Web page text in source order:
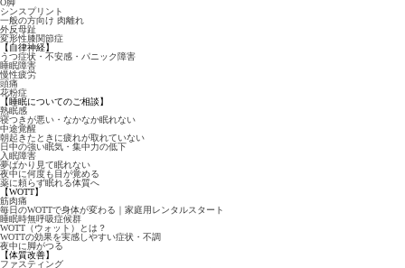
O脚
シンスプリント
一般の方向け 肉離れ
外反母趾
変形性膝関節症
【自律神経】
うつ症状・不安感・パニック障害
睡眠障害
慢性疲労
頭痛
花粉症
【睡眠についてのご相談】
熟眠感
寝つきが悪い・なかなか眠れない
中途覚醒
朝起きたときに疲れが取れていない
日中の強い眠気・集中力の低下
入眠障害
夢ばかり見て眠れない
夜中に何度も目が覚める
薬に頼らず眠れる体質へ
【WOTT】
筋肉痛
毎日のWOTTで身体が変わる｜家庭用レンタルスタート
睡眠時無呼吸症候群
WOTT（ウォット）とは？
WOTTの効果を実感しやすい症状・不調
夜中に脚がつる
【体質改善】
ファスティング